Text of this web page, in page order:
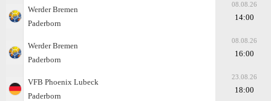
Werder Bremen
Paderborn
08.08.26
14:00
Werder Bremen
Paderborn
08.08.26
16:00
VFB Phoenix Lubeck
Paderborn
23.08.26
18:00